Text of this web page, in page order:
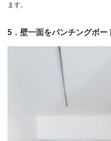
ます。
5．壁一面をパンチングボー